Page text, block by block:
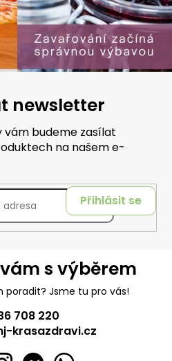
newsletter
vám budeme zasílat
na našem e-
Přihlásit se
s výběrem
poradit? Jsme tu pro vás!
708 220
krasazdravi.cz